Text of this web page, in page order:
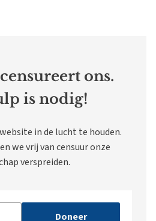
ons.
is nodig!
in de lucht te houden.
we vrij van censuur onze
verspreiden.
Doneer